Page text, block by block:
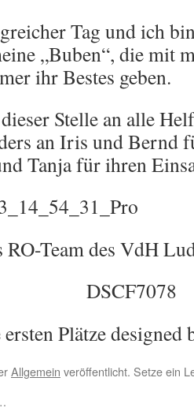
Tag und ich
„Buben“, die mit
ihr Bestes geben.
Stelle an alle
an Iris und Bernd
Tanja für ihren
RO-Team des VdH
Plätze designed
Allgemein veröffentlicht. Setze ein